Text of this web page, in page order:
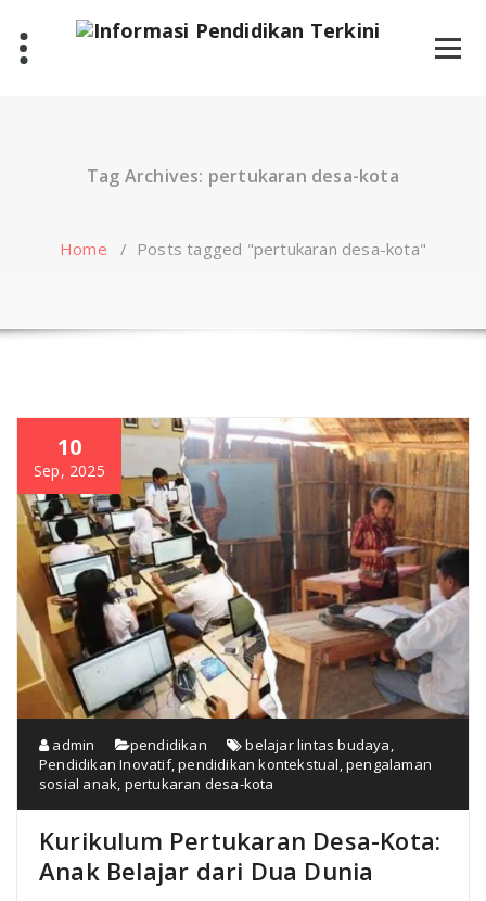
content
Tag Archives: pertukaran desa-kota
Home / Posts tagged "pertukaran desa-kota"
10
Sep, 2025
admin pendidikan belajar lintas budaya,
Pendidikan Inovatif,pendidikan kontekstual,pengalaman
sosial anak, pertukaran desa-kota
Kurikulum Pertukaran Desa-Kota:
Anak Belajar dari Dua Dunia